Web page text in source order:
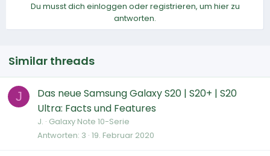
Du musst dich einloggen oder registrieren, um hier zu
antworten.
Similar threads
J
Das neue Samsung Galaxy S20 | S20+ | S20
Ultra: Facts und Features
J. Galaxy Note 10-Serie
Antworten 3 19. Februar 2020